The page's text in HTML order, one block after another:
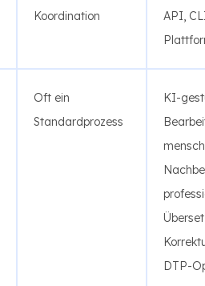
Koordination
API,
Oft ein
Standardprozess
KI-
DTP-